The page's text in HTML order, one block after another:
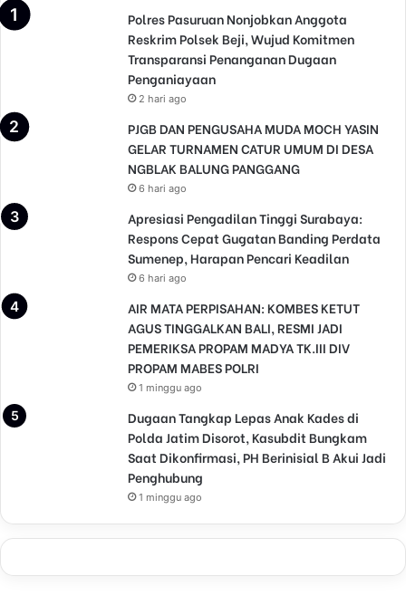
Polres Pasuruan Nonjobkan Anggota
Reskrim Polsek Beji, Wujud Komitmen
Transparansi Penanganan Dugaan
Penganiayaan
2 hari ago
PJGB DAN PENGUSAHA MUDA MOCH YASIN
GELAR TURNAMEN CATUR UMUM DI DESA
NGBLAK BALUNG PANGGANG
6 hari ago
Apresiasi Pengadilan Tinggi Surabaya:
Respons Cepat Gugatan Banding Perdata
Sumenep, Harapan Pencari Keadilan
6 hari ago
AIR MATA PERPISAHAN: KOMBES KETUT
AGUS TINGGALKAN BALI, RESMI JADI
PEMERIKSA PROPAM MADYA TK.III DIV
PROPAM MABES POLRI
1 minggu ago
Dugaan Tangkap Lepas Anak Kades di
Polda Jatim Disorot, Kasubdit Bungkam
Saat Dikonfirmasi, PH Berinisial B Akui Jadi
Penghubung
1 minggu ago